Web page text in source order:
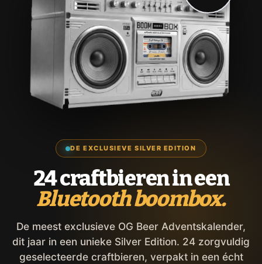
DE EXCLUSIEVE SILVER EDITION
24 craftbieren in een
Bluetooth boombox.
De meest exclusieve OG Beer Adventskalender,
dit jaar in een unieke Silver Edition. 24 zorgvuldig
geselecteerde craftbieren, verpakt in een écht